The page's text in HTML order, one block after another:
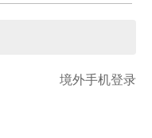
境外手机登录